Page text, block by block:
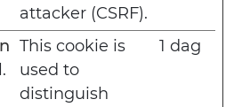
attacker (CSRF).
This cookie is
used to
distinguish
1 dag